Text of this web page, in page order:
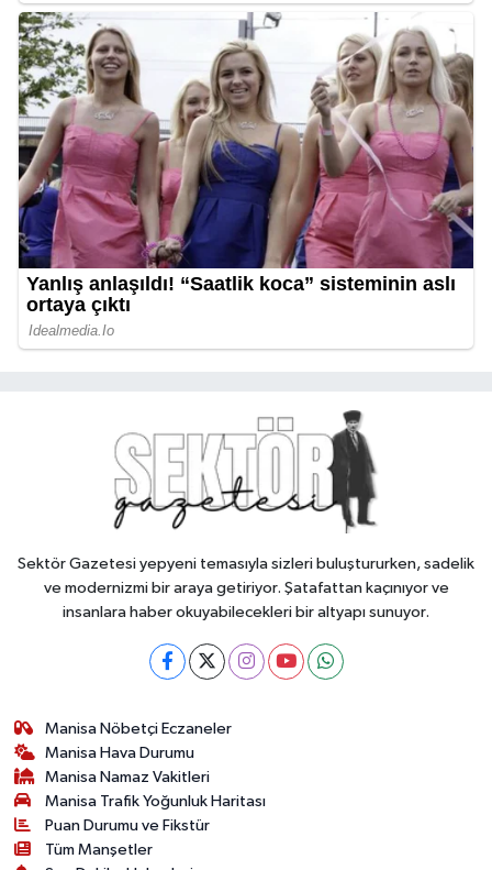
Sektör Gazetesi yepyeni temasıyla sizleri buluştururken, sadelik
ve modernizmi bir araya getiriyor. Şatafattan kaçınıyor ve
insanlara haber okuyabilecekleri bir altyapı sunuyor.
Manisa Nöbetçi Eczaneler
Manisa Hava Durumu
Manisa Namaz Vakitleri
Manisa Trafik Yoğunluk Haritası
Puan Durumu ve Fikstür
Tüm Manşetler